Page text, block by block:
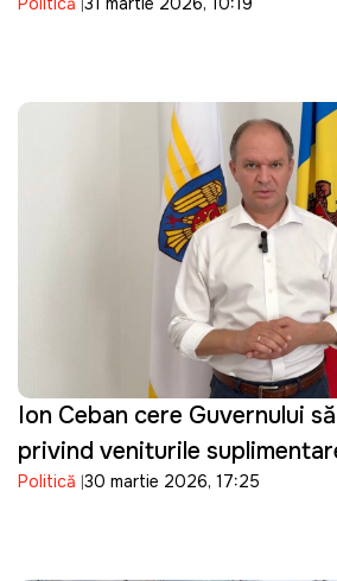
dronă de tip Shahed: "O
Ion Ceban cere Guvernului
privind veniturile
prețurilor la carburanți
Politică 30 martie 2026, 17:25